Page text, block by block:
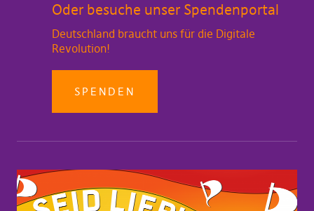
Oder besuche unser Spendenportal
Deutschland braucht uns für die Digitale
Revolution!
SPENDEN